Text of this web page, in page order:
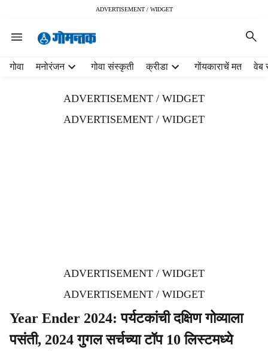
ADVERTISEMENT / WIDGET
गोवा मनोरंजन गोवा संस्कृती क्रीडा गोंयकाराचें मत वेब
ADVERTISEMENT / WIDGET
ADVERTISEMENT / WIDGET
ADVERTISEMENT / WIDGET
ADVERTISEMENT / WIDGET
Year Ender 2024: पर्यटकांची दक्षिण गोव्याला
पसंती, 2024 गुगल सर्चच्या टॉप 10 लिस्टमध्ये